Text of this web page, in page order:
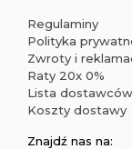
Regulaminy
Polityka
Zwroty i
Raty 20x 0%
Lista dostawców
Koszty dostawy
Znajdź nas na: